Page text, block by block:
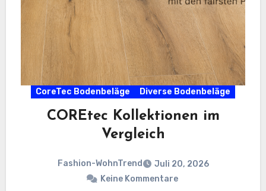
CoreTec Bodenbeläge Diverse Bodenbeläge
COREtec Kollektionen im
Vergleich
Fashion-WohnTrend
Juli 20, 2026
Keine Kommentare